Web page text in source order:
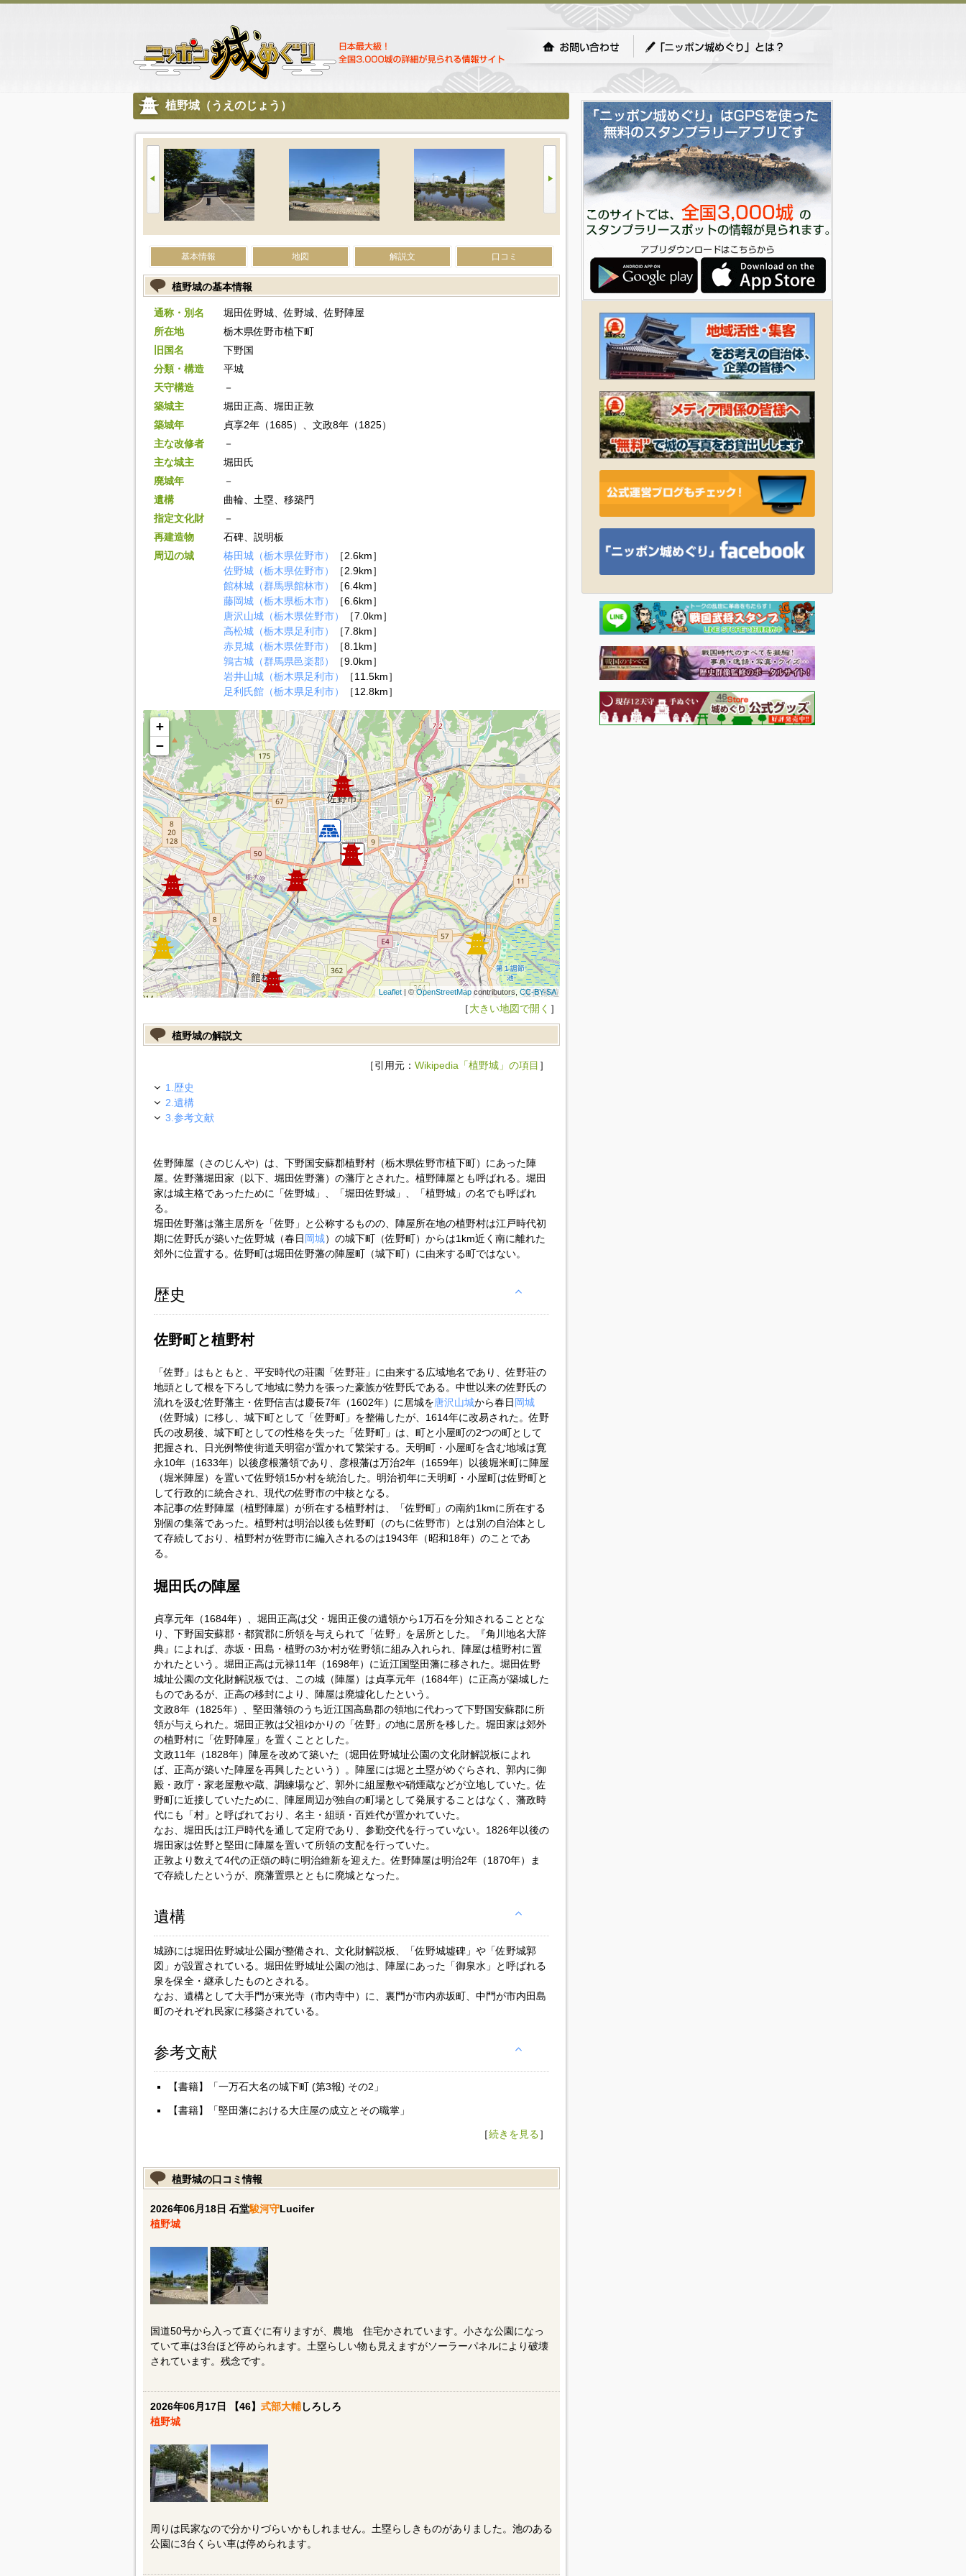
植野城（うえのじょう）
基本情報 地図 解説文 口コミ
植野城の基本情報
通称・別名
堀田佐野城、佐野城、佐野陣屋
所在地
栃木県佐野市植下町
旧国名
下野国
分類・構造
平城
天守構造
－
築城主
堀田正高、堀田正敦
築城年
貞享2年（1685）、文政8年（1825）
主な改修者
－
主な城主
堀田氏
廃城年
－
遺構
曲輪、土塁、移築門
指定文化財
－
再建造物
石碑、説明板
周辺の城
椿田城（栃木県佐野市）
［2.6km］
佐野城（栃木県佐野市）
［2.9km］
館林城（群馬県館林市）
［6.4km］
藤岡城（栃木県栃木市）
［6.6km］
唐沢山城（栃木県佐野市）
［7.0km］
高松城（栃木県足利市）
［7.8km］
赤見城（栃木県佐野市）
［8.1km］
鶉古城（群馬県邑楽郡）
［9.0km］
岩井山城（栃木県足利市）
［11.5km］
足利氏館（栃木県足利市）
［12.8km］
+
−
Leaflet| ©OpenStreetMapcontributors, CC-BY-SA
［大きい地図で開く ］
植野城の解説文
［引用元： Wikipedia「植野城」の項目 ］
1.歴史
2.遺構
3.参考文献
佐野陣屋（さのじんや）は、下野国安蘇郡植野村（栃木県佐野市植下町）にあった陣
屋。佐野藩堀田家（以下、堀田佐野藩）の藩庁とされた。植野陣屋とも呼ばれる。堀田
家は城主格であったために「佐野城」、「堀田佐野城」、「植野城」の名でも呼ばれ
る。
堀田佐野藩は藩主居所を「佐野」と公称するものの、陣屋所在地の植野村は江戸時代初
期に佐野氏が築いた佐野城（春日 岡城）の城下町（佐野町）からは1km近く南に離れた
郊外に位置する。佐野町は堀田佐野藩の陣屋町（城下町）に由来する町ではない。
歴史
佐野町と植野村
「佐野」はもともと、平安時代の荘園「佐野荘」に由来する広域地名であり、佐野荘の
地頭として根を下ろして地域に勢力を張った豪族が佐野氏である。中世以来の佐野氏の
流れを汲む佐野藩主・佐野信吉は慶長7年（1602年）に居城を唐沢山城から春日 岡城
（佐野城）に移し、城下町として「佐野町」を整備したが、1614年に改易された。佐野
氏の改易後、城下町としての性格を失った「佐野町」は、町と小屋町の2つの町として
把握され、日光例幣使街道天明宿が置かれて繁栄する。天明町・小屋町を含む地域は寛
永10年（1633年）以後彦根藩領であり、彦根藩は万治2年（1659年）以後堀米町に陣屋
（堀米陣屋）を置いて佐野領15か村を統治した。明治初年に天明町・小屋町は佐野町と
して行政的に統合され、現代の佐野市の中核となる。
本記事の佐野陣屋（植野陣屋）が所在する植野村は、「佐野町」の南約1kmに所在する
別個の集落であった。植野村は明治以後も佐野町（のちに佐野市）とは別の自治体とし
て存続しており、植野村が佐野市に編入されるのは1943年（昭和18年）のことであ
る。
堀田氏の陣屋
貞享元年（1684年）、堀田正高は父・堀田正俊の遺領から1万石を分知されることとな
り、下野国安蘇郡・都賀郡に所領を与えられて「佐野」を居所とした。『角川地名大辞
典』によれば、赤坂・田島・植野の3か村が佐野領に組み入れられ、陣屋は植野村に置
かれたという。堀田正高は元禄11年（1698年）に近江国堅田藩に移された。堀田佐野
城址公園の文化財解説板では、この城（陣屋）は貞享元年（1684年）に正高が築城した
ものであるが、正高の移封により、陣屋は廃墟化したという。
文政8年（1825年）、堅田藩領のうち近江国高島郡の領地に代わって下野国安蘇郡に所
領が与えられた。堀田正敦は父祖ゆかりの「佐野」の地に居所を移した。堀田家は郊外
の植野村に「佐野陣屋」を置くこととした。
文政11年（1828年）陣屋を改めて築いた（堀田佐野城址公園の文化財解説板によれ
ば、正高が築いた陣屋を再興したという）。陣屋には堀と土塁がめぐらされ、郭内に御
殿・政庁・家老屋敷や蔵、調練場など、郭外に組屋敷や硝煙蔵などが立地していた。佐
野町に近接していたために、陣屋周辺が独自の町場として発展することはなく、藩政時
代にも「村」と呼ばれており、名主・組頭・百姓代が置かれていた。
なお、堀田氏は江戸時代を通して定府であり、参勤交代を行っていない。1826年以後の
堀田家は佐野と堅田に陣屋を置いて所領の支配を行っていた。
正敦より数えて4代の正頌の時に明治維新を迎えた。佐野陣屋は明治2年（1870年）ま
で存続したというが、廃藩置県とともに廃城となった。
遺構
城跡には堀田佐野城址公園が整備され、文化財解説板、「佐野城墟碑」や「佐野城郭
図」が設置されている。堀田佐野城址公園の池は、陣屋にあった「御泉水」と呼ばれる
泉を保全・継承したものとされる。
なお、遺構として大手門が東光寺（市内寺中）に、裏門が市内赤坂町、中門が市内田島
町のそれぞれ民家に移築されている。
参考文献
【書籍】「一万石大名の城下町 (第3報) その2」
【書籍】「堅田藩における大庄屋の成立とその職掌」
［続きを見る］
植野城の口コミ情報
2026年06月18日 石堂駿河守Lucifer
植野城
国道50号から入って直ぐに有りますが、農地 住宅かされています。小さな公園になっ
ていて車は3台ほど停められます。土塁らしい物も見えますがソーラーパネルにより破壊
されています。残念です。
2026年06月17日 【46】 式部大輔しろしろ
植野城
周りは民家なので分かりづらいかもしれません。土塁らしきものがありました。池のある
公園に3台くらい車は停められます。